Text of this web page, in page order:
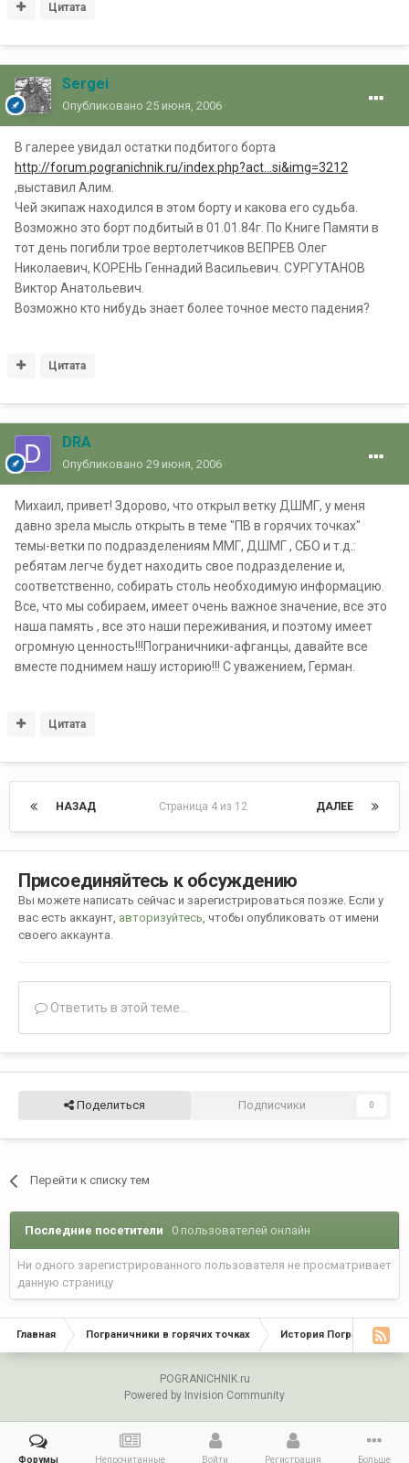
Цитата
Sergei
Опубликовано 25 июня, 2006
В галерее увидал остатки подбитого борта
http://forum.pogranichnik.ru/index.php?act...si&img=3212
,выставил Алим.
Чей экипаж находился в этом борту и какова его судьба.
Возможно это борт подбитый в 01.01.84г. По Книге Памяти в
тот день погибли трое вертолетчиков ВЕПРЕВ Олег
Николаевич, КОРЕНЬ Геннадий Васильевич. СУРГУТАНОВ
Виктор Анатольевич.
Возможно кто нибудь знает более точное место падения?
Цитата
DRA
Опубликовано 29 июня, 2006
Михаил, привет! Здорово, что открыл ветку ДШМГ, у меня
давно зрела мысль открыть в теме "ПВ в горячих точках"
темы-ветки по подразделениям ММГ, ДШМГ , СБО и т.д.:
ребятам легче будет находить свое подразделение и,
соответственно, собирать столь необходимую информацию.
Все, что мы собираем, имеет очень важное значение, все это
наша память , все это наши переживания, и поэтому имеет
огромную ценность!!!Пограничники-афганцы, давайте все
вместе поднимем нашу историю!!! С уважением, Герман.
Цитата
НАЗАД ДАЛЕЕ
Страница 4 из 12
Присоединяйтесь к обсуждению
Вы можете написать сейчас и зарегистрироваться позже. Если у
вас есть аккаунт, авторизуйтесь, чтобы опубликовать от имени
своего аккаунта.
Ответить в этой теме...
Поделиться Подписчики 0
Перейти к списку тем
Последние посетители 0 пользователей онлайн
Ни одного зарегистрированного пользователя не просматривает
данную страницу
Главная Пограничники в горячих точках История Пограничных
POGRANICHNIK.ru
Powered by Invision Community
Форумы Непрочитанные Войти Регистрация Больше